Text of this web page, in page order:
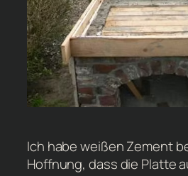
Ich habe weißen Zement
Hoffnung, dass die Platte